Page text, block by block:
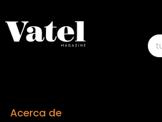
Acerca de